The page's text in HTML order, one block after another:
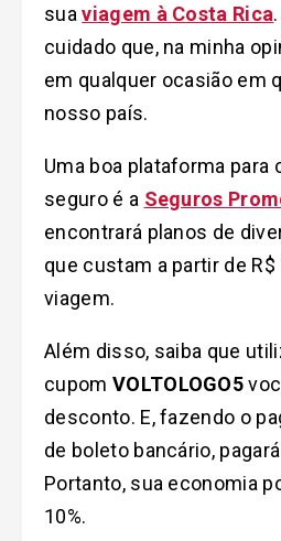
suaviagem à Costa Rica
cuidado que, na minha
em qualquer ocasião em
nosso país.
Uma boa plataforma para
seguro é a Seguros
encontrará planos de
que custam a partir de R$
viagem.
Além disso, saiba que
cupom VOLTOLOGO5
desconto. E, fazendo o
de boleto bancário,
Portanto, sua economia
10%.